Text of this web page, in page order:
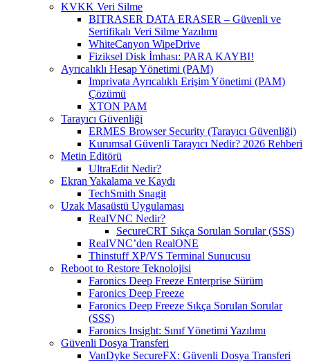
KVKK Veri Silme
BITRASER DATA ERASER – Güvenli ve
Sertifikalı Veri Silme Yazılımı
WhiteCanyon WipeDrive
Fiziksel Disk İmhası: PARA KAYBI!
Ayrıcalıklı Hesap Yönetimi (PAM)
Imprivata Ayrıcalıklı Erişim Yönetimi (PAM)
Çözümü
XTON PAM
Tarayıcı Güvenliği
ERMES Browser Security (Tarayıcı Güvenliği)
Kurumsal Güvenli Tarayıcı Nedir? 2026 Rehberi
Metin Editörü
UltraEdit Nedir?
Ekran Yakalama ve Kaydı
TechSmith Snagit
Uzak Masaüstü Uygulaması
RealVNC Nedir?
SecureCRT Sıkça Sorulan Sorular (SSS)
RealVNC’den RealONE
Thinstuff XP/VS Terminal Sunucusu
Reboot to Restore Teknolojisi
Faronics Deep Freeze Enterprise Sürüm
Faronics Deep Freeze
Faronics Deep Freeze Sıkça Sorulan Sorular
(SSS)
Faronics Insight: Sınıf Yönetimi Yazılımı
Güvenli Dosya Transferi
VanDyke SecureFX: Güvenli Dosya Transferi